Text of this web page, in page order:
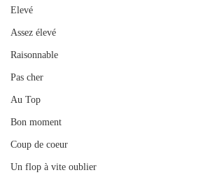
Elevé
Assez élevé
Raisonnable
Pas cher
Au Top
Bon moment
Coup de coeur
Un flop à vite oublier